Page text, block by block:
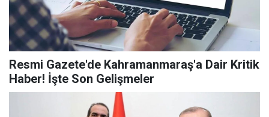
Resmi Gazete'de Kahramanmaraş'a Dair Kritik
Haber! İşte Son Gelişmeler